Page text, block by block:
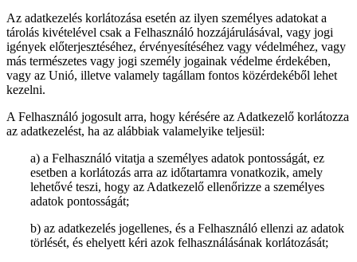
Az adatkezelés korlátozása esetén az ilyen személyes adatokat a
tárolás kivételével csak a Felhasználó hozzájárulásával, vagy jogi
igények előterjesztéséhez, érvényesítéséhez vagy védelméhez, vagy
más természetes vagy jogi személy jogainak védelme érdekében,
vagy az Unió, illetve valamely tagállam fontos közérdekéből lehet
kezelni.
A Felhasználó jogosult arra, hogy kérésére az Adatkezelő korlátozza
az adatkezelést, ha az alábbiak valamelyike teljesül:
a) a Felhasználó vitatja a személyes adatok pontosságát, ez
esetben a korlátozás arra az időtartamra vonatkozik, amely
lehetővé teszi, hogy az Adatkezelő ellenőrizze a személyes
adatok pontosságát;
b) az adatkezelés jogellenes, és a Felhasználó ellenzi az adatok
törlését, és ehelyett kéri azok felhasználásának korlátozását;